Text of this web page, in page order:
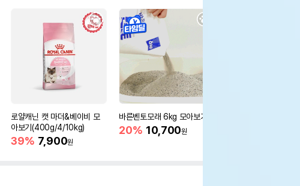
로얄캐닌 캣 마더&베이비 모
아보기(400g/4/10kg)
39% 7,900원
바른벤토모래 6kg 모아보기
20% 10,700원